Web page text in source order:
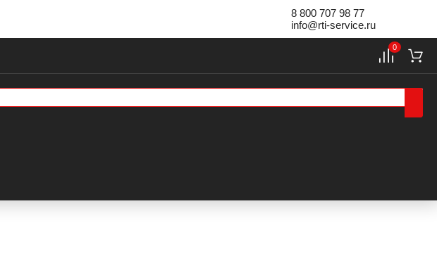
8 800 707 98 77
info@rti-service.ru
0